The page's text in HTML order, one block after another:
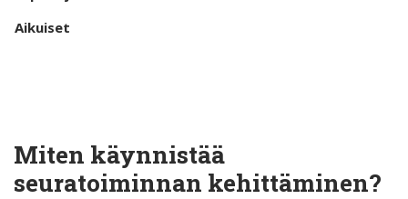
Aikuiset
Miten käynnistää
seuratoiminnan kehittäminen?